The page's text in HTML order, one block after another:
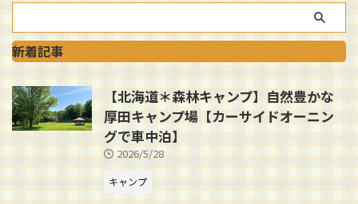
新着記事
【北海道＊森林キャンプ】自然豊かな
厚田キャンプ場【カーサイドオーニン
グで車中泊】
2026/5/28
キャンプ